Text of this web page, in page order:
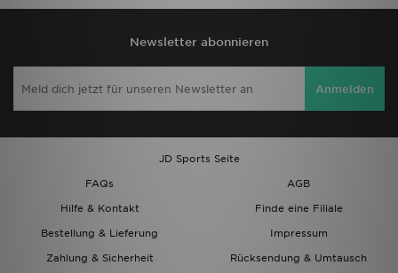
Newsletter abonnieren
Anmelden
JD Sports Seite
FAQs
AGB
Hilfe & Kontakt
Finde eine Filiale
Bestellung & Lieferung
Impressum
Zahlung & Sicherheit
Rücksendung & Umtausch